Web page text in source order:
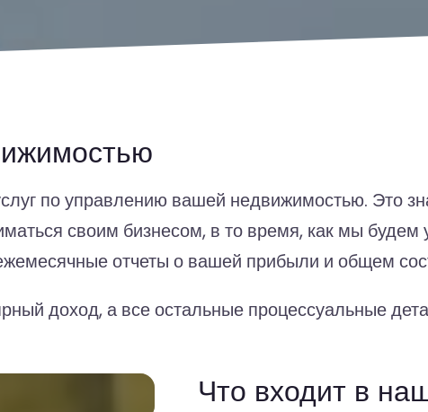
по управлению вашей недвижимостью. Это
своим бизнесом, в то время, как мы
отчеты о вашей прибыли и общем
доход, а все остальные процессуальные
Что входит в